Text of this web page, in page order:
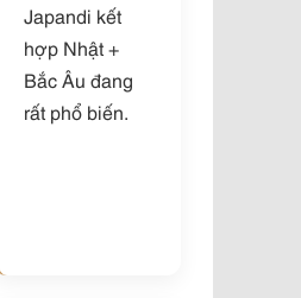
Japandi kết
hợp Nhật +
Bắc Âu đang
rất phổ biến.